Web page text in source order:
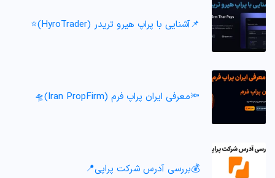
📌آشنایی با پراپ هیرو تریدر (HyroTrader)⭐️
🔦معرفی ایران پراپ فرم (Iran PropFirm)🛸
💰بررسی آدرس شرکت پراپی📍